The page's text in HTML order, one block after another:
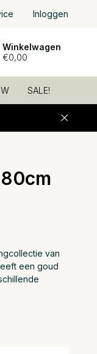
Inloggen
Winkelwagen
€0,00
SALE!
van
een goud